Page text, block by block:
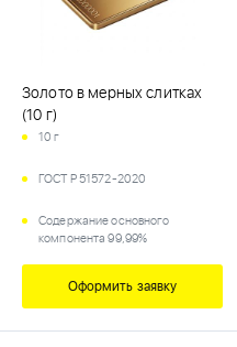
Золото в мерных слитках
(10 г)
10 г
ГОСТ Р 51572-2020
Содержание основного
компонента 99,99%
Оформить заявку